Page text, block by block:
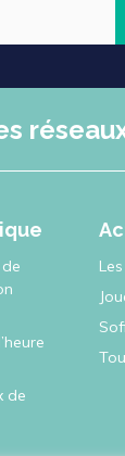
de